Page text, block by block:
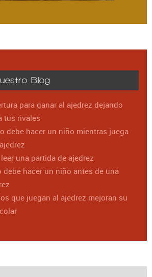
Blog
para ganar al ajedrez dejando
tus rivales
debe hacer un niño mientras juega
una partida de ajedrez
debe hacer un niño antes de una
que juegan al ajedrez mejoran su